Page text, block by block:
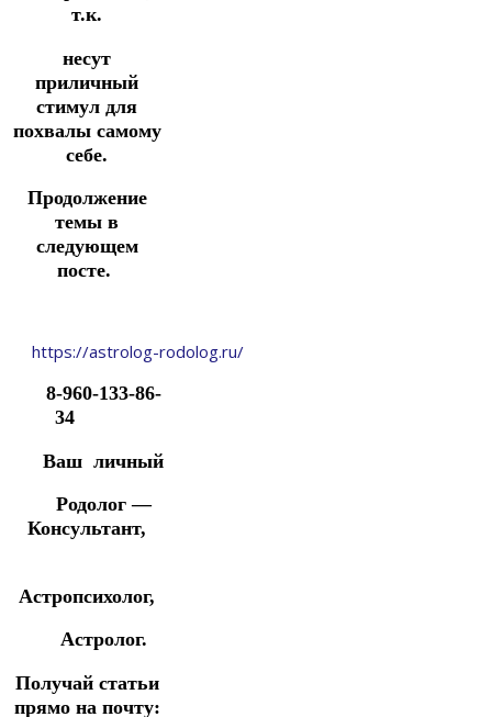
т.к.
несут
приличный
стимул для
похвалы самому
себе.
Продолжение
темы в
следующем
посте.
https://astrolog-rodolog.ru/
8-960-133-86-
34
Ваш личный
Родолог —
Консультант,
Астропсихолог,
Астролог.
Получай статьи
прямо на почту: